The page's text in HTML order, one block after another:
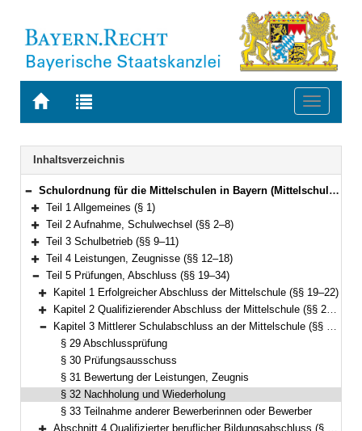
Zur
BAYERN.RECHT
Zur
letzten
Suche
Toggle
Navigation
Inhaltsverzeichnis
Bereich reduzieren
Schulordnung für die Mittelschulen in Bayern (Mittelschulordnung – MSO) Vom 4. März 2013 (GVBl. S. 116) (KWMBl. S. 106) BayRS 2232-3-K (§§ 1–35)
Bereich erweitern
Teil 1 Allgemeines (§ 1)
Bereich erweitern
Teil 2 Aufnahme, Schulwechsel (§§ 2–8)
Bereich erweitern
Teil 3 Schulbetrieb (§§ 9–11)
Bereich erweitern
Teil 4 Leistungen, Zeugnisse (§§ 12–18)
Bereich reduzieren
Teil 5 Prüfungen, Abschluss (§§ 19–34)
Bereich erweitern
Kapitel 1 Erfolgreicher Abschluss der Mittelschule (§§ 19–22)
Bereich erweitern
Kapitel 2 Qualifizierender Abschluss der Mittelschule (§§ 23–28)
Bereich reduzieren
Kapitel 3 Mittlerer Schulabschluss an der Mittelschule (§§ 29–33)
§ 29 Abschlussprüfung
§ 30 Prüfungsausschuss
§ 31 Bewertung der Leistungen, Zeugnis
§ 32 Nachholung und Wiederholung
§ 33 Teilnahme anderer Bewerberinnen oder Bewerber
Abschnitt 4 Qualifizierter beruflicher Bildungsabschluss (§ 34)